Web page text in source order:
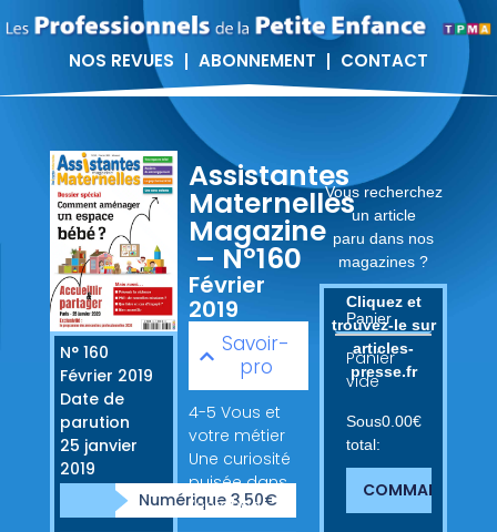
NOS REVUES ABONNEMENT CONTACT
N° 160
Février 2019
Date de
parution
25 janvier
2019
Numérique 3,50€
Assistantes
Maternelles
Magazine
– N°160
Février
2019
Savoir-
pro
4-5 Vous et
votre métier
Une curiosité
puisée dans
l’enfance
Vous recherchez
un article
paru dans nos
magazines ?
Cliquez et
trouvez-le sur
articles-
presse.fr
Panier
Panier
vide
Sous
total:
0.00€
COMMANDER